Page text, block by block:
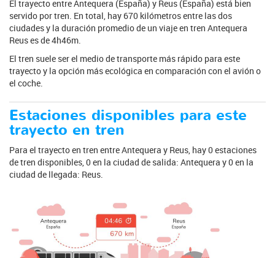
El trayecto entre Antequera (España) y Reus (España) está bien
servido por tren. En total, hay 670 kilómetros entre las dos
ciudades y la duración promedio de un viaje en tren Antequera
Reus es de 4h46m.
El tren suele ser el medio de transporte más rápido para este
trayecto y la opción más ecológica en comparación con el avión o
el coche.
Estaciones disponibles para este
trayecto en tren
Para el trayecto en tren entre Antequera y Reus, hay 0 estaciones
de tren disponibles, 0 en la ciudad de salida: Antequera y 0 en la
ciudad de llegada: Reus.